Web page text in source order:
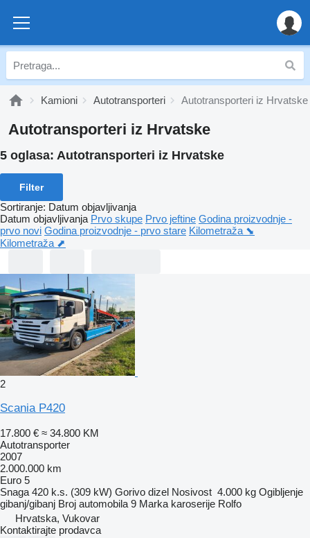
Kamioni Autotransporteri Autotransporteri iz Hrvatske
Autotransporteri iz Hrvatske
5 oglasa: Autotransporteri iz Hrvatske
Filter
Sortiranje: Datum objavljivanja
Datum objavljivanja Prvo skupe Prvo jeftine Godina proizvodnje -
prvo novi Godina proizvodnje - prvo stare Kilometraža ⬊
Kilometraža ⬈
2
Scania P420
17.800 € ≈ 34.800 KM
Autotransporter
2007
2.000.000 km
Euro 5
Snaga 420 k.s. (309 kW) Gorivo dizel Nosivost 4.000 kg Ogibljenje
gibanj/gibanj Broj automobila 9 Marka karoserije Rolfo
Hrvatska, Vukovar
Kontaktirajte prodavca